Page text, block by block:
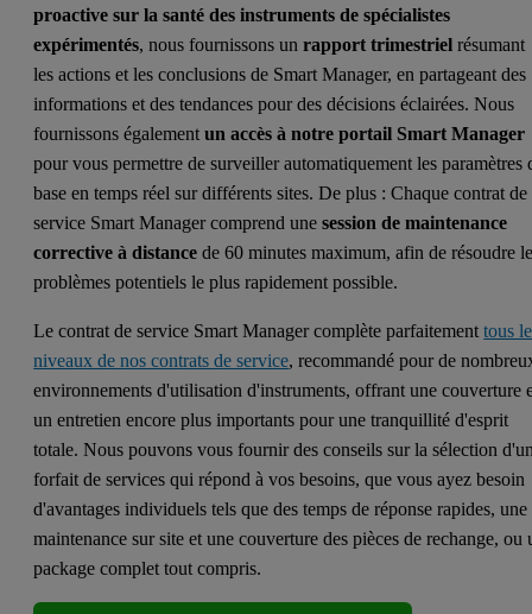
proactive sur la santé des instruments de spécialistes
expérimentés, nous fournissons unrapport trimestriel résumant
les actions et les conclusions de Smart Manager, en partageant des
informations et des tendances pour des décisions éclairées. Nous
fournissons égalementun accès à notre portail Smart Manager
pour vous permettre de surveiller automatiquement les paramètres
base en temps réel sur différents sites. De plus : Chaque contrat de
service Smart Manager comprend unesession de maintenance
corrective à distance de 60 minutes maximum, afin de résoudre
problèmes potentiels le plus rapidement possible.
Le contrat de service Smart Manager complète parfaitementtous
niveaux de nos contrats de service, recommandé pour de
environnements d'utilisation d'instruments, offrant une couverture
un entretien encore plus importants pour une tranquillité d'esprit
totale. Nous pouvons vous fournir des conseils sur la sélection
forfait de services qui répond à vos besoins, que vous ayez besoin
d'avantages individuels tels que des temps de réponse rapides, une
maintenance sur site et une couverture des pièces de rechange, ou
package complet tout compris.